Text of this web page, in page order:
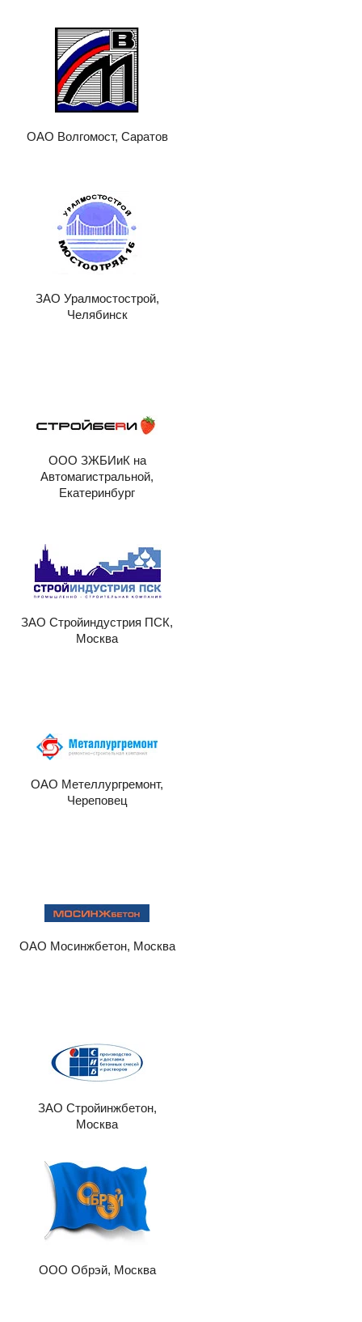
ОАО Волгомост, Саратов
ЗАО Уралмостострой,
Челябинск
ООО ЗЖБИиК на
Автомагистральной,
Екатеринбург
ЗАО Стройиндустрия ПСК,
Москва
ОАО Метеллургремонт,
Череповец
ОАО Мосинжбетон, Москва
ЗАО Стройинжбетон,
Москва
ООО Обрэй, Москва